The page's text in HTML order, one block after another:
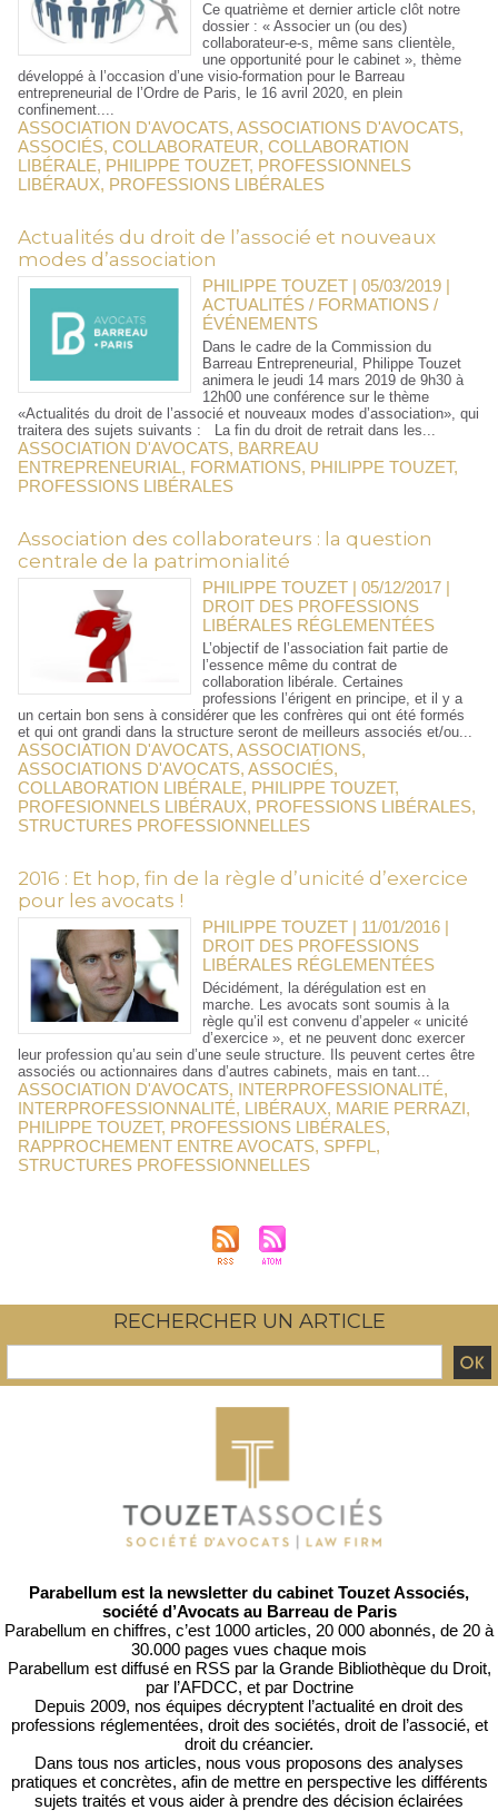
Ce quatrième et dernier article clôt notre
dossier : « Associer un (ou des)
collaborateur-e-s, même sans clientèle,
une opportunité pour le cabinet », thème
développé à l’occasion d’une visio-formation pour le Barreau
entrepreneurial de l’Ordre de Paris, le 16 avril 2020, en plein
confinement....
ASSOCIATION D'AVOCATS, ASSOCIATIONS D'AVOCATS,
ASSOCIÉS, COLLABORATEUR, COLLABORATION
LIBÉRALE, PHILIPPE TOUZET, PROFESSIONNELS
LIBÉRAUX, PROFESSIONS LIBÉRALES
Actualités du droit de l’associé et nouveaux
modes d’association
PHILIPPE TOUZET | 05/03/2019 |
ACTUALITÉS / FORMATIONS /
ÉVÉNEMENTS
Dans le cadre de la Commission du
Barreau Entrepreneurial, Philippe Touzet
animera le jeudi 14 mars 2019 de 9h30 à
12h00 une conférence sur le thème
«Actualités du droit de l’associé et nouveaux modes d’association», qui
traitera des sujets suivants : La fin du droit de retrait dans les...
ASSOCIATION D'AVOCATS, BARREAU
ENTREPRENEURIAL , FORMATIONS, PHILIPPE TOUZET,
PROFESSIONS LIBÉRALES
Association des collaborateurs : la question
centrale de la patrimonialité
PHILIPPE TOUZET | 05/12/2017 |
DROIT DES PROFESSIONS
LIBÉRALES RÉGLEMENTÉES
L’objectif de l’association fait partie de
l’essence même du contrat de
collaboration libérale. Certaines
professions l’érigent en principe, et il y a
un certain bon sens à considérer que les confrères qui ont été formés
et qui ont grandi dans la structure seront de meilleurs associés et/ou...
ASSOCIATION D'AVOCATS, ASSOCIATIONS,
ASSOCIATIONS D'AVOCATS, ASSOCIÉS,
COLLABORATION LIBÉRALE, PHILIPPE TOUZET,
PROFESIONNELS LIBÉRAUX, PROFESSIONS LIBÉRALES,
STRUCTURES PROFESSIONNELLES
2016 : Et hop, fin de la règle d’unicité d’exercice
pour les avocats !
PHILIPPE TOUZET | 11/01/2016 |
DROIT DES PROFESSIONS
LIBÉRALES RÉGLEMENTÉES
Décidément, la dérégulation est en
marche. Les avocats sont soumis à la
règle qu’il est convenu d’appeler « unicité
d’exercice », et ne peuvent donc exercer
leur profession qu’au sein d’une seule structure. Ils peuvent certes être
associés ou actionnaires dans d’autres cabinets, mais en tant...
ASSOCIATION D'AVOCATS, INTERPROFESSIONALITÉ,
INTERPROFESSIONNALITÉ, LIBÉRAUX, MARIE PERRAZI,
PHILIPPE TOUZET, PROFESSIONS LIBÉRALES,
RAPPROCHEMENT ENTRE AVOCATS, SPFPL ,
STRUCTURES PROFESSIONNELLES
RECHERCHER UN ARTICLE
Parabellum est la newsletter du cabinet Touzet Associés,
société d’Avocats au Barreau de Paris
Parabellum en chiffres, c’est 1000 articles, 20 000 abonnés, de 20 à
30.000 pages vues chaque mois
Parabellum est diffusé en RSS par la Grande Bibliothèque du Droit,
par l’AFDCC, et par Doctrine
Depuis 2009, nos équipes décryptent l’actualité en droit des
professions réglementées, droit des sociétés, droit de l’associé, et
droit du créancier.
Dans tous nos articles, nous vous proposons des analyses
pratiques et concrètes, afin de mettre en perspective les différents
sujets traités et vous aider à prendre des décision éclairées